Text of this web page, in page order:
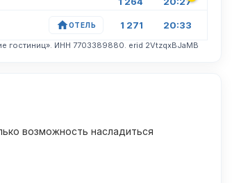
ОТЕЛЬ 1 271 20:33
гостиниц». ИНН 7703389880. erid 2VtzqxBJaMB
возможность насладиться